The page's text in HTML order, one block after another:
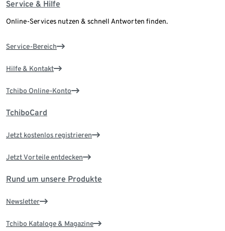
Service & Hilfe
Online-Services nutzen & schnell Antworten finden.
Service-Bereich
Hilfe & Kontakt
Tchibo Online-Konto
TchiboCard
Jetzt kostenlos registrieren
Jetzt Vorteile entdecken
Rund um unsere Produkte
Newsletter
Tchibo Kataloge & Magazine